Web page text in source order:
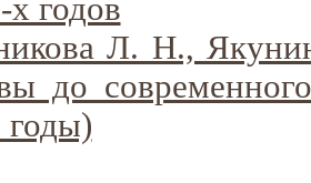
х годов
Л. Н.,
до
годы)